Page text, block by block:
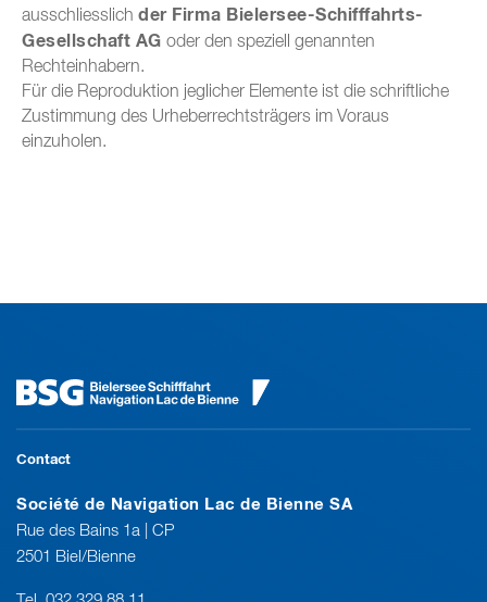
ausschliesslich der Firma Bielersee-Schifffahrts-
Gesellschaft AG oder den speziell genannten
Rechteinhabern.
Für die Reproduktion jeglicher Elemente ist die schriftliche
Zustimmung des Urheberrechtsträgers im Voraus
einzuholen.
Contact
Société de Navigation Lac de Bienne SA
Rue des Bains 1a | CP
2501 Biel/Bienne